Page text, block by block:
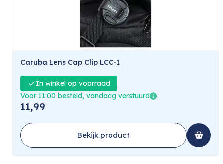
Caruba Lens Cap Clip LCC-1
In winkel op voorraad
Voor 11:00 besteld, vandaag verstuurd
11,99
Bekijk product